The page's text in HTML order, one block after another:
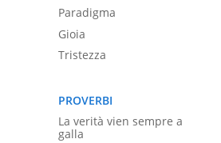
Paradigma
Gioia
Tristezza
PROVERBI
La verità vien sempre a
galla